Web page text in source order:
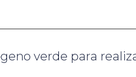
verde para